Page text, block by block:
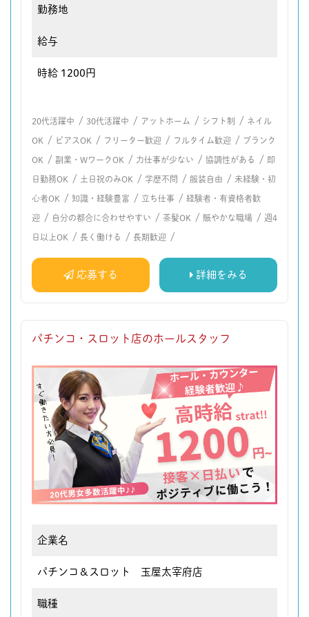
勤務地
給与
時給 1200円
20代活躍中 / 30代活躍中 / アットホーム / シフト制 / ネイル
OK / ピアスOK / フリーター歓迎 / フルタイム歓迎 / ブランク
OK / 副業・WワークOK / 力仕事が少ない / 協調性がある / 即
日勤務OK / 土日祝のみOK / 学歴不問 / 服装自由 / 未経験・初
心者OK / 知識・経験豊富 / 立ち仕事 / 経験者・有資格者歓
迎 / 自分の都合に合わせやすい / 茶髪OK / 賑やかな職場 / 週4
日以上OK / 長く働ける / 長期歓迎 /
応募する 詳細をみる
パチンコ・スロット店のホールスタッフ
企業名
パチンコ＆スロット 玉屋太宰府店
職種